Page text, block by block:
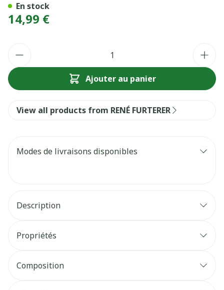
14,99 €
Ajouter au panier
En stock
View all products from RENÉ FURTERER
Modes de livraisons disponibles
Description
Propriétés
Composition